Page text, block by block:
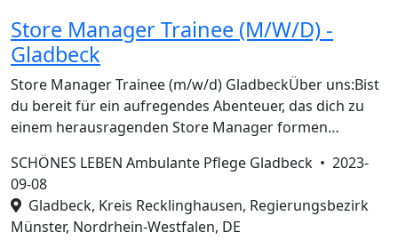
Store Manager Trainee (M/W/D) -
Gladbeck
Store Manager Trainee (m/w/d) GladbeckÜber uns:Bist
du bereit für ein aufregendes Abenteuer, das dich zu
einem herausragenden Store Manager formen…
SCHÖNES LEBEN Ambulante Pflege Gladbeck • 2023-
09-08
Gladbeck, Kreis Recklinghausen, Regierungsbezirk
Münster, Nordrhein-Westfalen, DE